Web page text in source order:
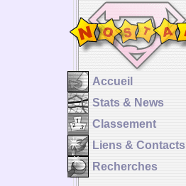
Accueil
Stats & News
Classement
Liens & Contacts
Recherches